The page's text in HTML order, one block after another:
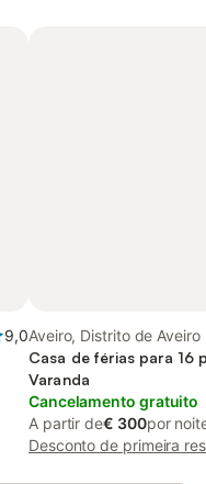
9,0Aveiro, Distrito de Aveiro
Casa de férias para 16
Varanda
Cancelamento gratuito
A partir de€ 300por
Desconto de primeira